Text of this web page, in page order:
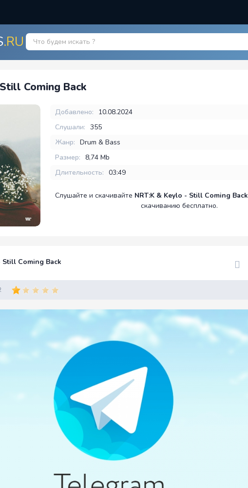
.RU
Coming Back
Добавлено:
10.08.2024
Слушали: 355
Жанр: Drum & Bass
Размер: 8,74 Mb
Длительность: 03:49
Слушайте и скачивайте NRT:K & Keylo - Still Coming Back
скачиванию бесплатно.
Still Coming Back